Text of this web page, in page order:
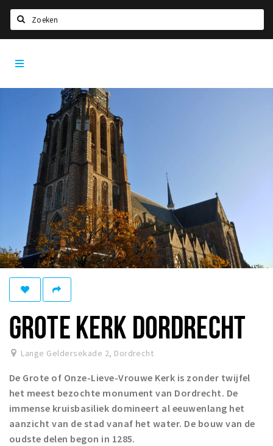
Home
Agenda
Bioscoopagenda
Nieuws
Leuke tips & trends
Interviews
Eten
Drinken
Slapen
Recreatief
Winkelgebieden
Parkeren
Bezienswaardigheden
Musea, theaters & podia
Uitjes & activiteiten
Toeristische routes
GROTE KERK DORDRECHT
Lange Geldersekade 2, Dordrecht
De Grote of Onze-Lieve-Vrouwe Kerk is zonder twijfel
het meest bezochte monument van Dordrecht. De
immense kruisbasiliek domineert al eeuwenlang het
aanzicht van de stad vanaf het water. De bouw van de
oudste delen begon in 1285.